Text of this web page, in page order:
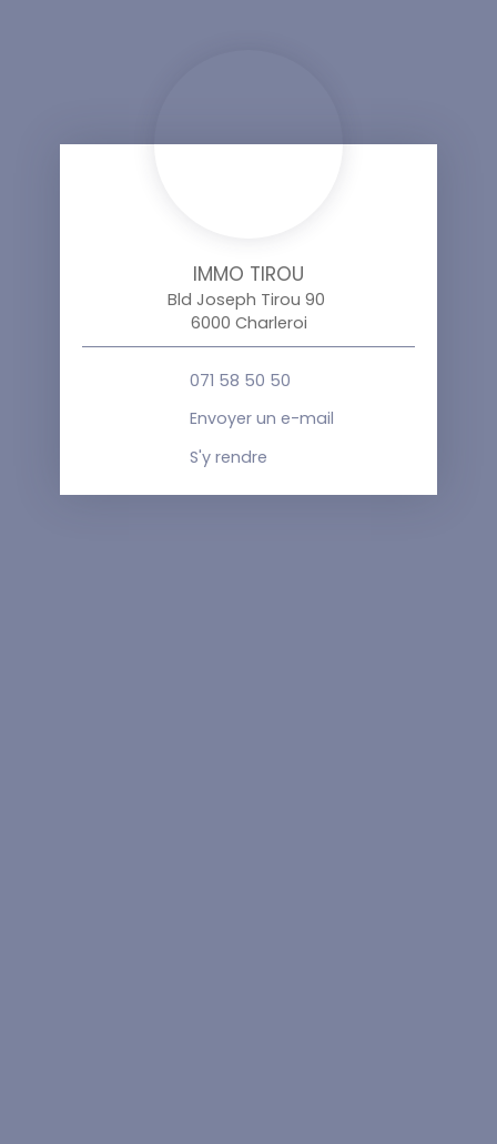
IMMO TIROU
Bld Joseph Tirou 90
6000 Charleroi
071 58 50 50
Envoyer un e-mail
S'y rendre